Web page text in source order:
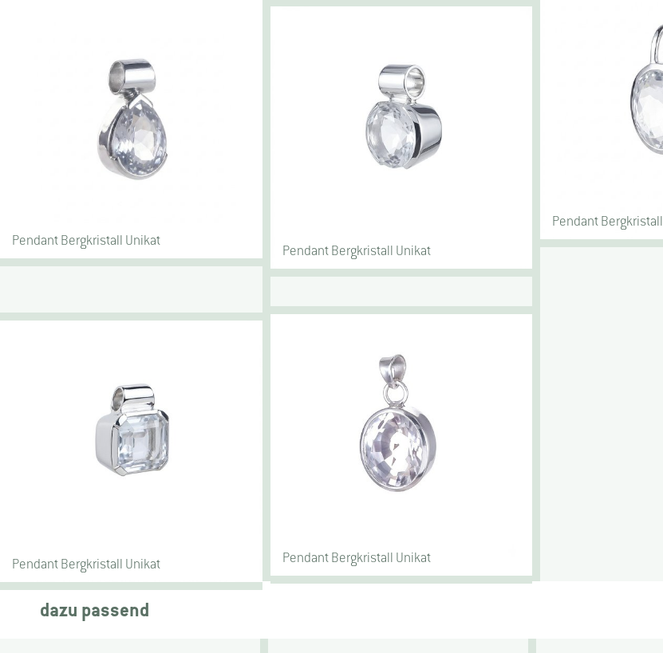
Pendant Bergkristall Unikat
Pendant Bergkristall Unikat
Pendant
Pendant Bergkristall Unikat Pendant Bergkristall Unikat
dazu passend